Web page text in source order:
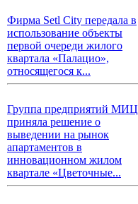
Фирма Setl City передала в
использование объекты
первой очереди жилого
квартала «Палацио»,
относящегося к...
Группа предприятий МИЦ
приняла решение о
выведении на рынок
апартаментов в
инновационном жилом
квартале «Цветочные...